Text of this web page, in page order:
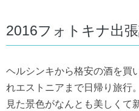
2016フォトキナ出
ヘルシンキから格安の酒を買
れエストニアまで日帰り旅行
見た景色がなんとも美しくて